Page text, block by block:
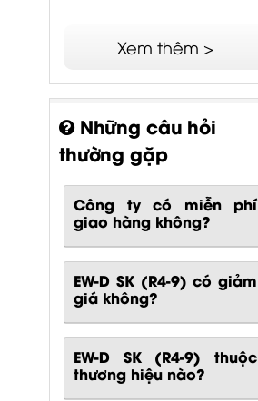
Xem thêm >
Những câu hỏi
thường gặp
Công ty có miễn phí
giao hàng không?
EW-D SK (R4-9) có giảm
giá không?
EW-D SK (R4-9) thuộc
thương hiệu nào?